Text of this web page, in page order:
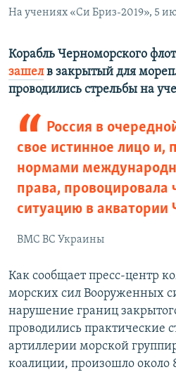
На учениях «Си Бриз-2019», 5
Корабль Черноморского
зашелв закрытый для
проводились стрельбы на
Россия в
свое истинное лицо и,
нормами
права, провоцировала
ситуацию в акватории
ВМС ВС Украины
Как сообщает пресс-центр
морских сил Вооруженных
нарушение границ
проводились практические
артиллерии морской
коалиции, произошло около